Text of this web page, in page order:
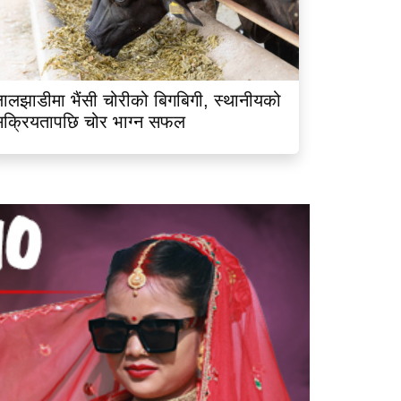
भैंसी चोरीको बिगबिगी, स्थानीयको
चोर भाग्न सफल